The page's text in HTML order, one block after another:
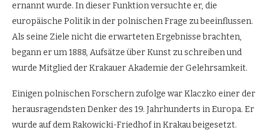
ernannt wurde. In dieser Funktion versuchte er, die
europäische Politik in der polnischen Frage zu beeinflussen.
Als seine Ziele nicht die erwarteten Ergebnisse brachten,
begann er um 1888, Aufsätze über Kunst zu schreiben und
wurde Mitglied der Krakauer Akademie der Gelehrsamkeit.
Einigen polnischen Forschern zufolge war Klaczko einer der
herausragendsten Denker des 19. Jahrhunderts in Europa. Er
wurde auf dem Rakowicki-Friedhof in Krakau beigesetzt.